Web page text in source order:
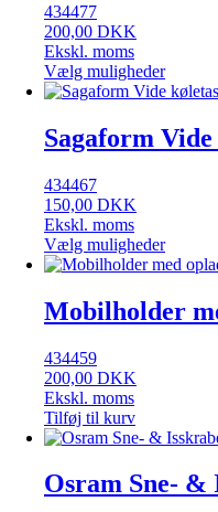
434477
200,00 DKK
Ekskl. moms
Vælg muligheder
Sagaform
434467
150,00 DKK
Ekskl. moms
Vælg muligheder
Mobilholder
434459
200,00 DKK
Ekskl. moms
Tilføj til kurv
Osram Sne- &